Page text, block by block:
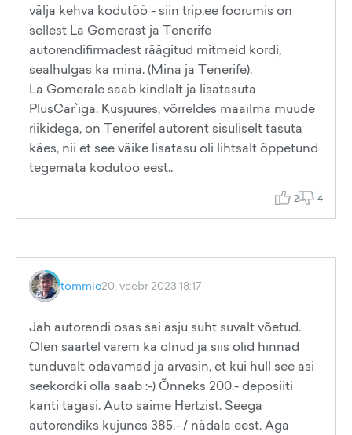
välja kehva kodutöö - siin trip.ee foorumis on
sellest La Gomerast ja Tenerife
autorendifirmadest räägitud mitmeid kordi,
sealhulgas ka mina. (Mina ja Tenerife).
La Gomerale saab kindlalt ja lisatasuta
PlusCar`iga. Kusjuures, võrreldes maailma muude
riikidega, on Tenerifel autorent sisuliselt tasuta
käes, nii et see väike lisatasu oli lihtsalt õppetund
tegemata kodutöö eest..
2 4
tommic20. veebr 2023 18:17
Jah autorendi osas sai asju suht suvalt võetud.
Olen saartel varem ka olnud ja siis olid hinnad
tunduvalt odavamad ja arvasin, et kui hull see asi
seekordki olla saab :-) Õnneks 200.- deposiiti
kanti tagasi. Auto saime Hertzist. Seega
autorendiks kujunes 385.- / nädala eest. Aga